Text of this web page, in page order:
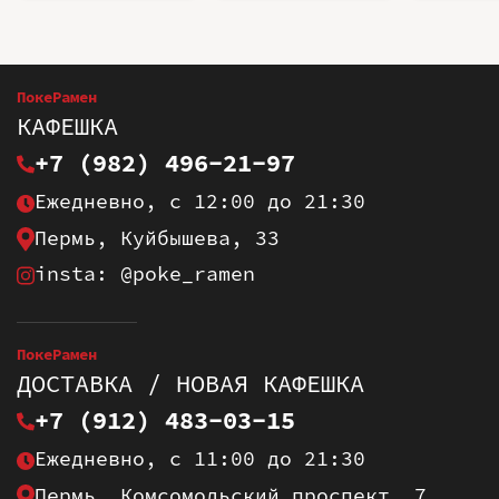
ПокеРамен
КАФЕШКА
+7 (982) 496-21-97
Ежедневно, с 12:00 до 21:30
Пермь, Куйбышева, 33
insta: @poke_ramen
ПокеРамен
ДОСТАВКА / НОВАЯ КАФЕШКА
+7 (912) 483-03-15
Ежедневно, с 11:00 до 21:30